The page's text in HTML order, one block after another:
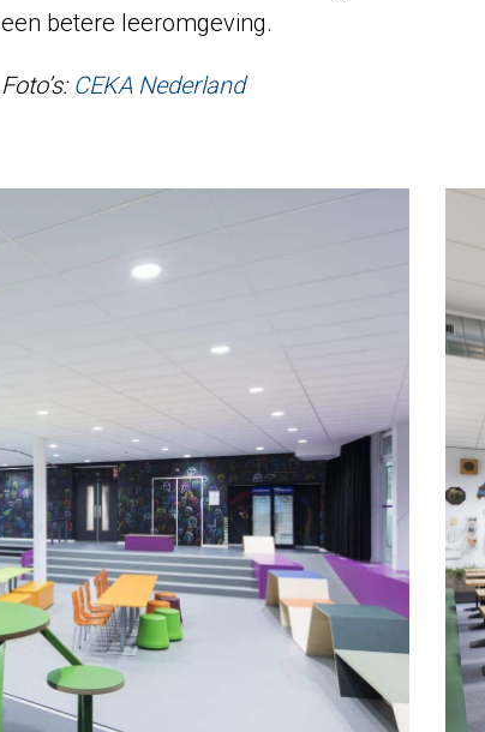
een betere leeromgeving.
Foto’s: CEKA Nederland